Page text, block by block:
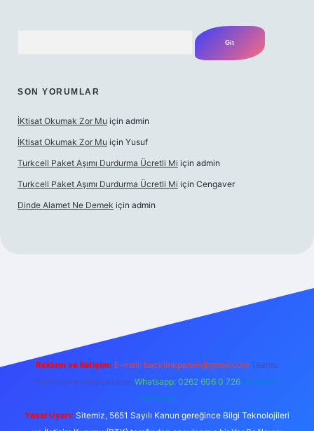
SON YORUMLAR
İKtisat Okumak Zor Mu için admin
İKtisat Okumak Zor Mu için Yusuf
Turkcell Paket Aşımı Durdurma Ücretli Mi için admin
Turkcell Paket Aşımı Durdurma Ücretli Mi için Cengaver
Dinde Alamet Ne Demek için admin
Reklam ve İletişim: E-mail: backlinkpaneli@gmail.com Teams:
forumhizmeti@gmail.com Whatsapp: 0262 606 0 726 Telegram:
@karabul
Yasal Uyarı: Sitemiz, 5651 Sayılı Kanun gereğince Bilgi Teknolojileri